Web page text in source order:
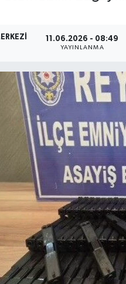
11.06.2026 - 08:49
YAYINLANMA